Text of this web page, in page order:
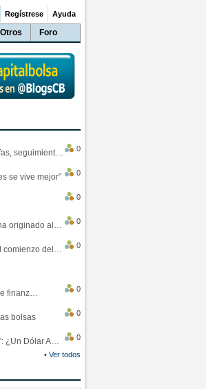
Otros Foro
Regístrese Ayuda
Enviar paquetes a Francia: tarifas, seguimiento y ventajas destacadas
0
se vive mejor”
0
0
Se da una señal que el 100% ha originado alzas en las bolsas
0
4 Señales que sugieren un mal comienzo del 3T de la economía EEUU
0
Los ciberataques sobre la industria de finanzas se han duplicado este año
0
bolsas
0
Monedas y Efecto “post-Trump”: ¿Un Dólar Americano operando en rangos?
0
• Ver todos